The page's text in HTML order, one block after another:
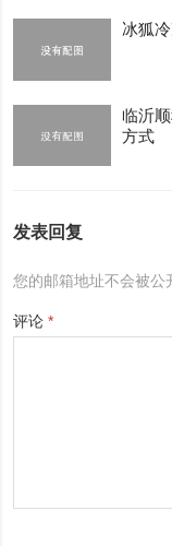
冰狐
临沂
方式
发表回复
您的邮箱地址不会被公
评论*